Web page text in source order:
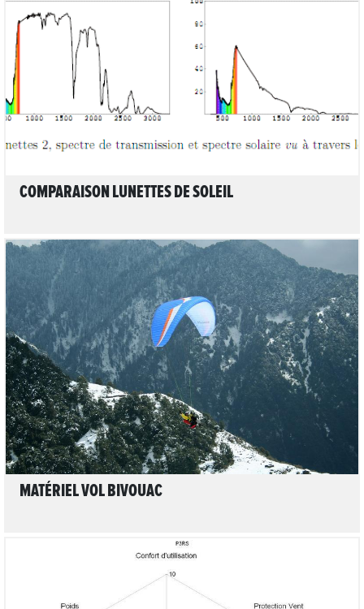
COMPARAISON LUNETTES DE SOLEIL
LIRE L'ARTICLE
MATÉRIEL VOL BIVOUAC